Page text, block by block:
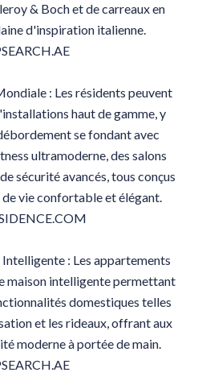
& Boch et de carreaux en
d'inspiration italienne.
: Les résidents peuvent
haut de gamme, y
se fondant avec
ultramoderne, des salons
sécurité avancés, tous conçus
vie confortable et élégant.
: Les appartements
maison intelligente permettant
domestiques telles
et les rideaux, offrant aux
moderne à portée de main.